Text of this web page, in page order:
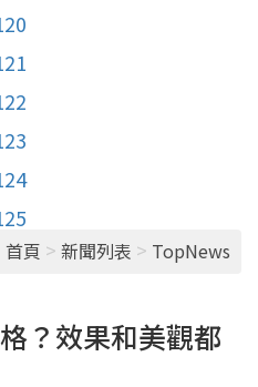
首頁 > 新聞列表 > TopNews
？效果和美觀都